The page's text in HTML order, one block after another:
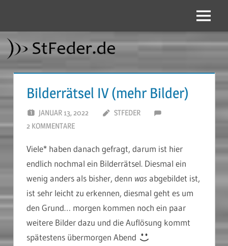
springen
Menü
Bilderrätsel IV (mehr Bilder)
JANUAR 13, 2022
STFEDER
2 KOMMENTARE
Viele* haben danach gefragt, darum ist hier
endlich nochmal ein Bilderrätsel. Diesmal ein
wenig anders als bisher, denn was abgebildet ist,
ist sehr leicht zu erkennen, diesmal geht es um
den Grund… morgen kommen noch ein paar
weitere Bilder dazu und die Auflösung kommt
spätestens übermorgen Abend